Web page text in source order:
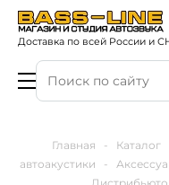
Доставка по всей России и
Главная - Каталог
автоакустики
-